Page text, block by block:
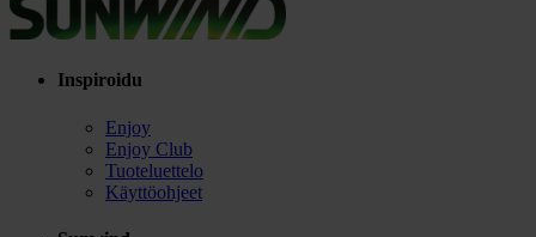
Inspiroidu
Enjoy
Enjoy Club
Tuoteluettelo
Käyttöohjeet